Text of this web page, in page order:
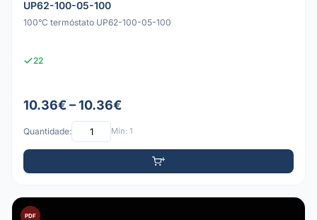
UP62-100-05-100
100°C termóstato UP62-100-05-100
22
10.36€ – 10.36€
Quantidade: Mín: 1
PDF